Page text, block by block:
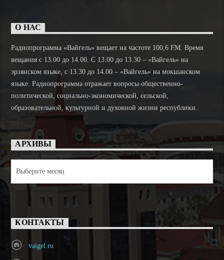
О НАС
Радиопрограмма «Вайгель» вещает на частоте 100,6 FM. Время
вещания с 13.00 до 14.00. C 13.00 до 13.30 – «Вайгель» на
эрзянском языке, с 13.30 до 14.00 – «Вайгель» на мокшанском
языке. Радиопрограмма отражает вопросы общественно-
политической, социально-экономической, сельской,
образовательной, культурной и духовной жизни республики.
АРХИВЫ
КОНТАКТЫ
vaigel.ru